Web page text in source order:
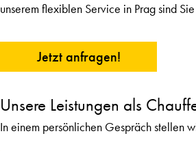
unserem flexiblen Service in Prag sind
Jetzt anfragen!
Unsere Leistungen als
In einem persönlichen Gespräch stellen